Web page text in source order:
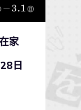
家
日